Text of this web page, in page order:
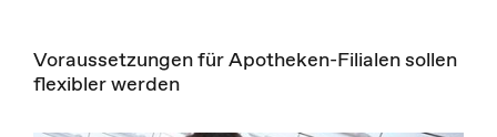
Voraussetzungen für Apotheken-Filialen sollen
flexibler werden